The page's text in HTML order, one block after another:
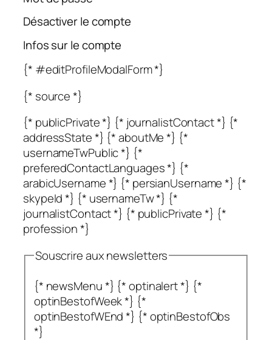
Désactiver le compte
Infos sur le compte
{* #editProfileModalForm *}
{* source *}
{* publicPrivate *} {* journalistContact *} {*
addressState *} {* aboutMe *} {*
usernameTwPublic *} {*
preferedContactLanguages *} {*
arabicUsername *} {* persianUsername *} {*
skypeId *} {* usernameTw *} {*
journalistContact *} {* publicPrivate *} {*
profession *}
Souscrire aux newsletters
{* newsMenu *} {* optinalert *} {*
optinBestofWeek *} {*
optinBestofWEnd *} {* optinBestofObs
*}